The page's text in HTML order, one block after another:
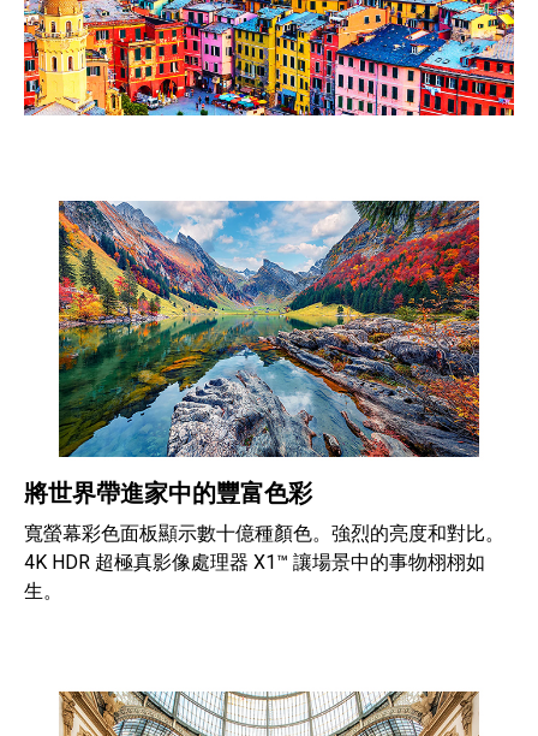
將世界帶進家中的豐富色彩
寬螢幕彩色面板顯示數十億種顏色。強烈的亮度和對比。
4K HDR 超極真影像處理器 X1™ 讓場景中的事物栩栩如
生。